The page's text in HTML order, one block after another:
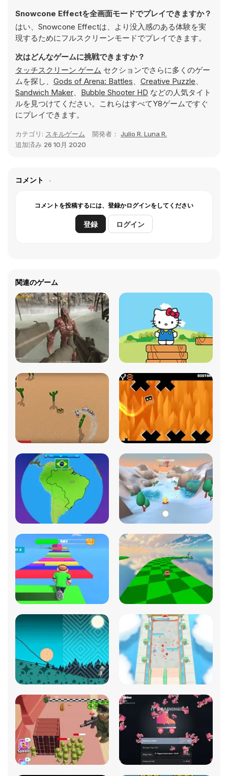
Snowcone Effectを全画面モードでプレイできますか？
はい、Snowcone Effectは、より没入感のある体験を実
現するためにフルスクリーンモードでプレイできます。
次はどんなゲームに挑戦できますか？
タッチスクリーン ゲーム セクションでさらに多くのゲー
ムを探し、 Gods of Arena: Battles、 Creative Puzzle、
Sandwich Maker、 Bubble Shooter HD などの人気タイト
ルを見つけてください。これらはすべてY8ゲームですぐ
にプレイできます。
カテゴリ: スキルゲーム 開発者： Julio R. Luna R.
追加済み 26 10月 2020
コメント
コメントを投稿するには、登録かログインをしてください
登録 ログイン
関連のゲーム